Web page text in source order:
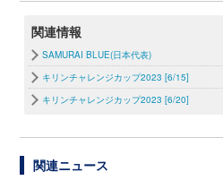
関連情報
SAMURAI BLUE(日本代表)
キリンチャレンジカップ2023 [6/15]
キリンチャレンジカップ2023 [6/20]
関連ニュース